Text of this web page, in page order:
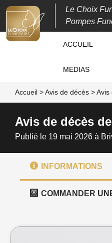
Le Choix
Pompes
ACCUEIL
MEDIAS
Accueil >Avis de décès >Avis
Avis de décès
Publié le 19 mai 2026 à
INFORMATIONS
COMMANDER